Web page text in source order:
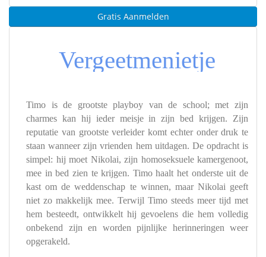
Gratis Aanmelden
Vergeetmenietje
Timo is de grootste playboy van de school; met zijn
charmes kan hij ieder meisje in zijn bed krijgen. Zijn
reputatie van grootste verleider komt echter onder druk te
staan wanneer zijn vrienden hem uitdagen. De opdracht is
simpel: hij moet Nikolai, zijn homoseksuele kamergenoot,
mee in bed zien te krijgen. Timo haalt het onderste uit de
kast om de weddenschap te winnen, maar Nikolai geeft
niet zo makkelijk mee. Terwijl Timo steeds meer tijd met
hem besteedt, ontwikkelt hij gevoelens die hem volledig
onbekend zijn en worden pijnlijke herinneringen weer
opgerakeld.